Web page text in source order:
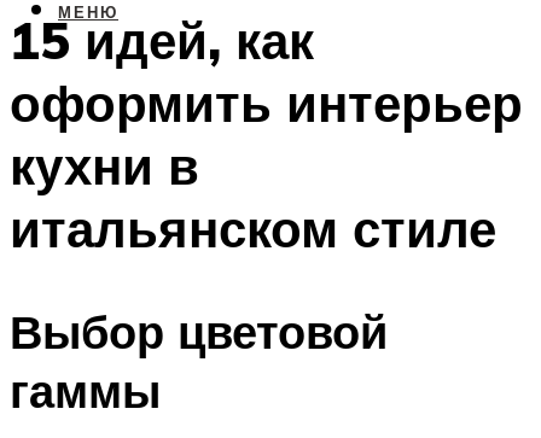
МЕНЮ
15 идей, как
оформить интерьер
кухни в
итальянском стиле
Выбор цветовой
гаммы